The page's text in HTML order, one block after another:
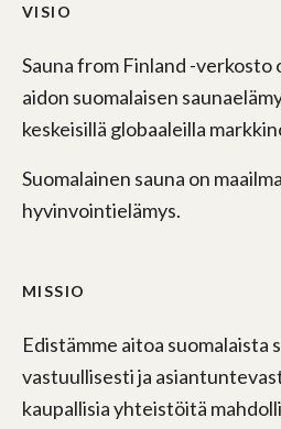
VISIO
Sauna from Finland -verkosto
aidon suomalaisen
keskeisillä globaaleilla
Suomalainen sauna on
hyvinvointielämys.
MISSIO
Edistämme aitoa suomalaista
vastuullisesti ja
kaupallisia yhteistöitä